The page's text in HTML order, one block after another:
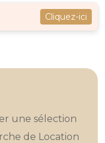
Cliquez-ici
une sélection
de Location